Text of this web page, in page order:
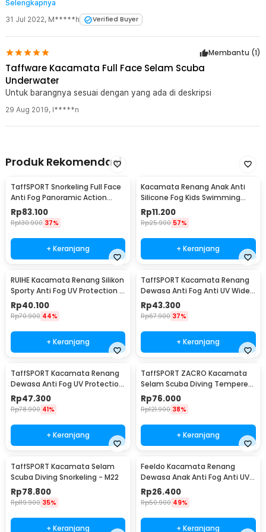
1 x Penutup Baut Adaptor
1 x Adaptor Kamera Aksi
berfungsi baik, tidak bocor, tidak mengembun. Sudah saya coba
snorkeling di laut, kalau posisi breather ada di bawah air, air tidak
akan masuk, tapi kalau tetap bernafas, air akan masuk (terhisap).
Selengkapnya
31 Jul 2022, M*****h Verified Buyer
Membantu (1)
Taffware Kacamata Full Face Selam Scuba
Underwater
Untuk barangnya sesuai dengan yang ada di deskripsi
29 Aug 2019, l*****n
Produk Rekomendasi
TaffSPORT Snorkeling Full Face
Anti Fog Panoramic Action
Cam L/XL - M2068G
Rp83.100
Rp130.900 37%
+ Keranjang
Kacamata Renang Anak Anti
Silicone Fog Kids Swimming
Goggles - EE243
Rp11.200
Rp25.900 57%
+ Keranjang
RUIHE Kacamata Renang Silikon
Sporty Anti Fog UV Protection -
RH5310E
Rp40.100
Rp70.900 44%
+ Keranjang
TaffSPORT Kacamata Renang
Dewasa Anti Fog Anti UV Wide
Vision Earplug - A380
Rp43.300
Rp67.900 37%
+ Keranjang
TaffSPORT Kacamata Renang
Dewasa Anti Fog UV Protection
- GOG-3550
Rp47.300
Rp78.900 41%
+ Keranjang
TaffSPORT ZACRO Kacamata
Selam Scuba Diving Tempered
Glass - 502
Rp76.000
Rp121.900 38%
+ Keranjang
TaffSPORT Kacamata Selam
Scuba Diving Snorkeling - M22
Rp78.800
Rp119.900 35%
+ Keranjang
Feeldo Kacamata Renang
Dewasa Anak Anti Fog Anti UV
Strap Adjustable - TL100
Rp26.400
Rp50.900 49%
+ Keranjang